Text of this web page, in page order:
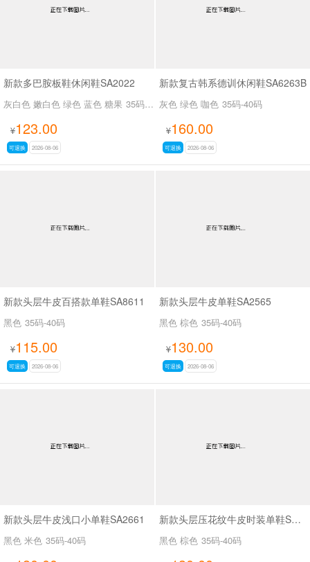
新款多巴胺板鞋休闲鞋SA2022
灰白色 嫩白色 绿色 蓝色 糖果 35码-39码
¥123.00
可退换 2026-08-06
新款复古韩系德训休闲鞋SA6263B
灰色 绿色 咖色 35码-40码
¥160.00
可退换 2026-08-06
新款头层牛皮百搭款单鞋SA8611
黑色 35码-40码
¥115.00
可退换 2026-08-06
新款头层牛皮单鞋SA2565
黑色 棕色 35码-40码
¥130.00
可退换 2026-08-06
新款头层牛皮浅口小单鞋SA2661
黑色 米色 35码-40码
新款头层压花纹牛皮时装单鞋SA2562
黑色 棕色 35码-40码